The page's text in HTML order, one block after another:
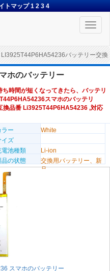
トマップ 1 2 3 4
Toggle
バッテリー交換
ホのバッテリー
時間が短くなってきたら、バッテリ
スマホのバッテリ
換品番 Li3925T44P6HA54236 ,対応
ラー
White
イズ
電池種類
Li-ion
品の状態
交換用バッテリー、新
品
スマホのバッテリー